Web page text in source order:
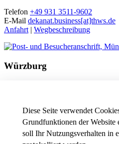
Diese Seite verwendet
Grundfunktionen der Website
soll Ihr Nutzungsverhalten in
Telefon +49 931 3511-9602
E-Mail dekanat.business[at]thws.de
Anfahrt | Wegbeschreibung
Würzburg
Telefon+49 931 3511-9602
dekanat.business[at]thws.de
Anfahrt| Wegbeschreibung